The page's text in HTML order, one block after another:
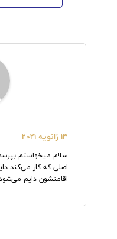
13 ژانویه 2021
اصلی که کار می‌کند
اقامتشون دایم